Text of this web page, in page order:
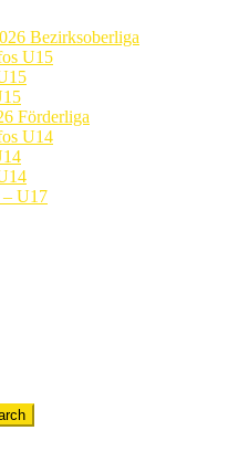
Bezirksoberliga
U15
Förderliga
U14
– U17